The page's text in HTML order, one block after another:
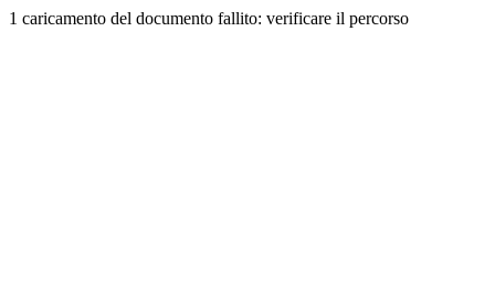
1 caricamento del documento fallito: verificare il percorso